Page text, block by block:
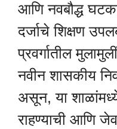
आणि नवबौद्ध
दर्जाचे शिक्षण
प्रवर्गातील
नवीन शासकीय
असून, या शाळांमध्ये
राहण्याची आणि